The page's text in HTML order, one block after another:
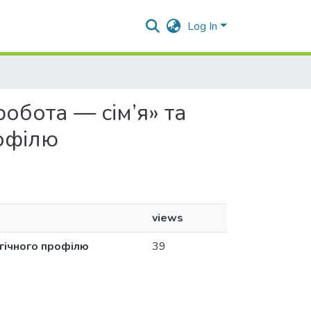
Log In
— сім’я» та
views
профілю
39